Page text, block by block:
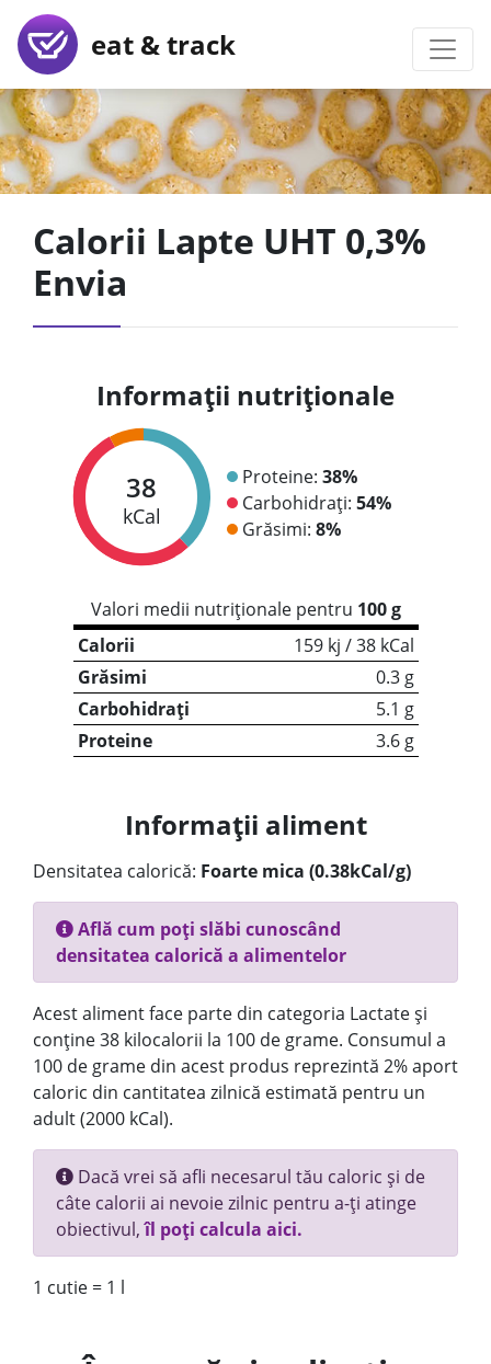
eat & track
Calorii Lapte UHT 0,3%
Envia
Informații nutriționale
38
kCal
Proteine: 38%
Carbohidrați: 54%
Grăsimi: 8%
Valori medii nutriționale pentru 100 g
Calorii
159 kj / 38 kCal
Grăsimi
0.3 g
Carbohidrați
5.1 g
Proteine
3.6 g
Informații aliment
Densitatea calorică: Foarte mica (0.38kCal/g)
Află cum poți slăbi cunoscând
densitatea calorică a alimentelor
Acest aliment face parte din categoria Lactate și
conține 38 kilocalorii la 100 de grame. Consumul a
100 de grame din acest produs reprezintă 2% aport
caloric din cantitatea zilnică estimată pentru un
adult (2000 kCal).
Dacă vrei să afli necesarul tău caloric și de
câte calorii ai nevoie zilnic pentru a-ți atinge
obiectivul,îl poți calcula aici.
1 cutie = 1 l